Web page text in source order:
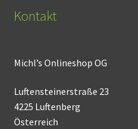
Kontakt
Michl’s Onlineshop OG
Luftensteinerstraße 23
4225 Luftenberg
Österreich